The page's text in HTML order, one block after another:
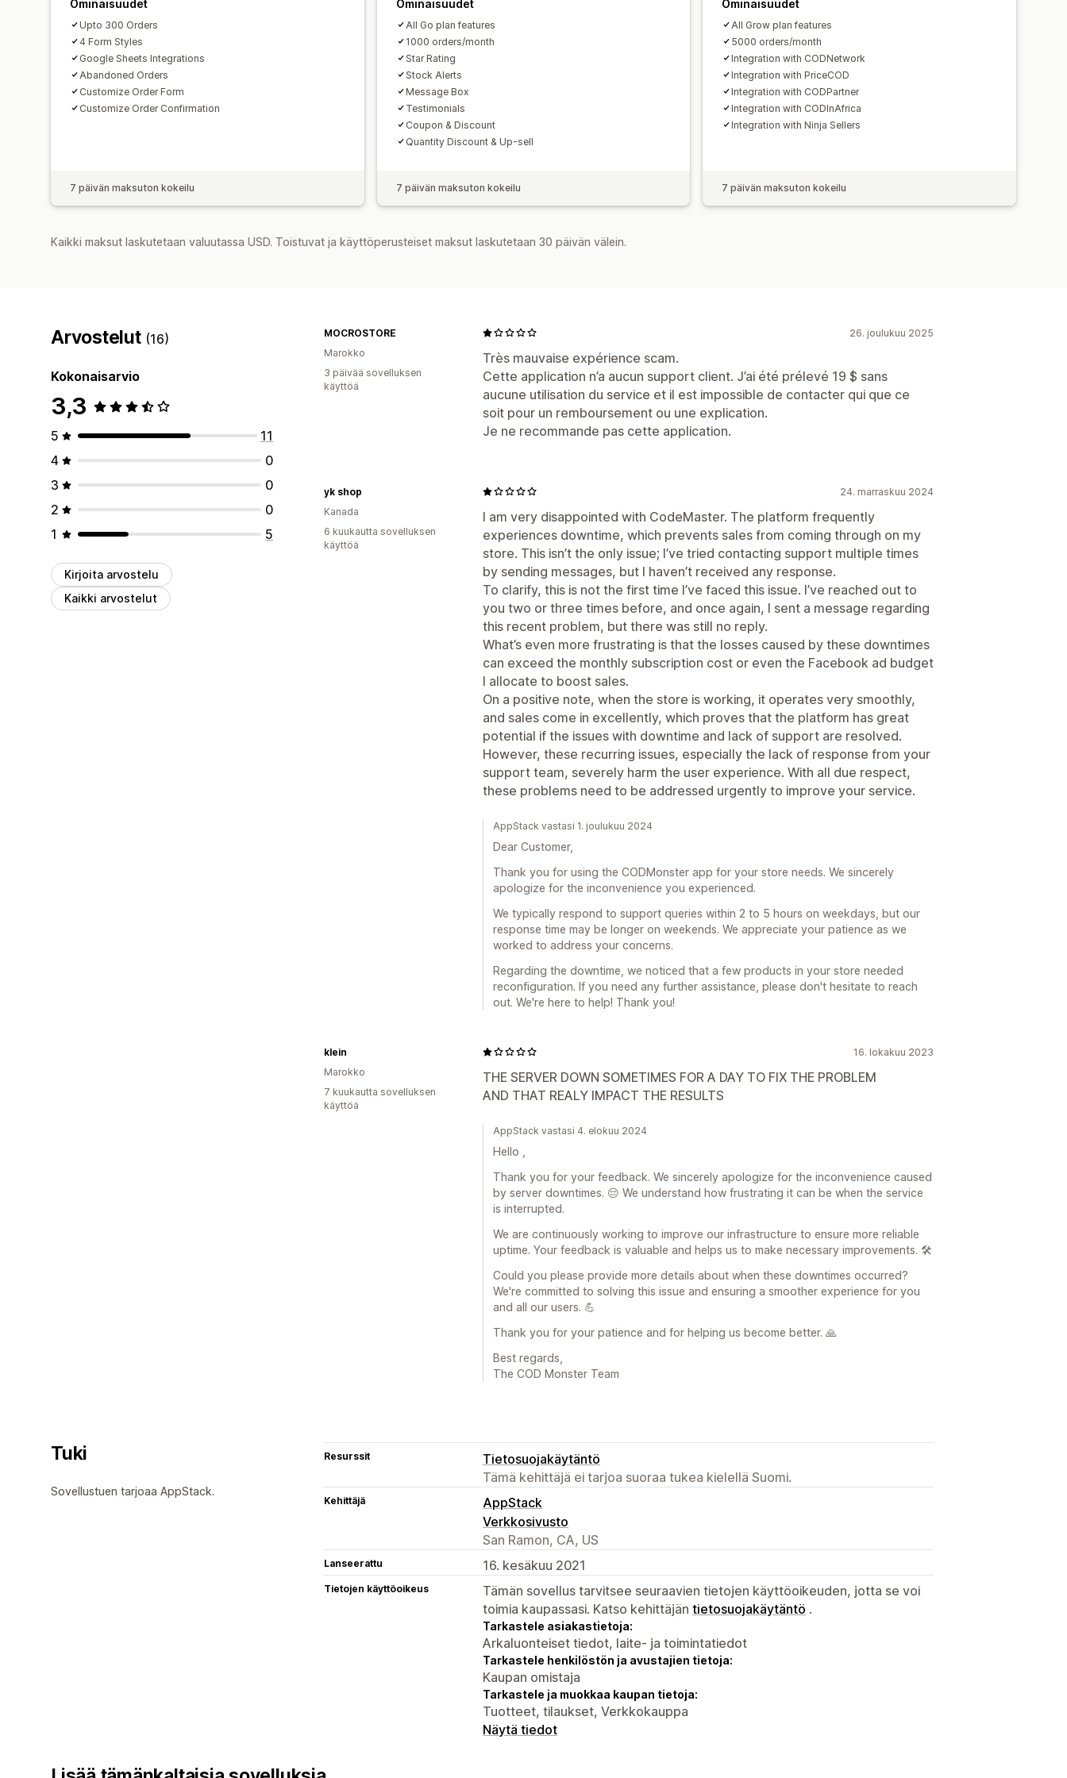
Ominaisuudet
Upto 300 Orders
4 Form Styles
Google Sheets Integrations
Abandoned Orders
Customize Order Form
Customize Order Confirmation
7 päivän maksuton kokeilu
Ominaisuudet
All Go plan features
1000 orders/month
Star Rating
Stock Alerts
Message Box
Testimonials
Coupon & Discount
Quantity Discount & Up-sell
7 päivän maksuton kokeilu
Ominaisuudet
All Grow plan features
5000 orders/month
Integration with CODNetwork
Integration with PriceCOD
Integration with CODPartner
Integration with CODInAfrica
Integration with Ninja Sellers
7 päivän maksuton kokeilu
Kaikki maksut laskutetaan valuutassa USD. Toistuvat ja käyttöperusteiset maksut laskutetaan 30 päivän välein.
Arvostelut (16)
Kokonaisarvio
3,3
5
11
4
0
3
0
2
0
1
5
Kirjoita arvostelu
Kaikki arvostelut
26. joulukuu 2025
Très mauvaise expérience scam.
Cette application n’a aucun support client. J’ai été prélevé 19 $ sans
aucune utilisation du service et il est impossible de contacter qui que ce
soit pour un remboursement ou une explication.
Je ne recommande pas cette application.
MOCROSTORE
Marokko
3 päivää sovelluksen
käyttöä
24. marraskuu 2024
I am very disappointed with CodeMaster. The platform frequently
experiences downtime, which prevents sales from coming through on my
store. This isn’t the only issue; I’ve tried contacting support multiple times
by sending messages, but I haven’t received any response.
To clarify, this is not the first time I’ve faced this issue. I’ve reached out to
you two or three times before, and once again, I sent a message regarding
this recent problem, but there was still no reply.
What’s even more frustrating is that the losses caused by these downtimes
can exceed the monthly subscription cost or even the Facebook ad budget
I allocate to boost sales.
On a positive note, when the store is working, it operates very smoothly,
and sales come in excellently, which proves that the platform has great
potential if the issues with downtime and lack of support are resolved.
However, these recurring issues, especially the lack of response from your
support team, severely harm the user experience. With all due respect,
these problems need to be addressed urgently to improve your service.
yk shop
Kanada
6 kuukautta sovelluksen
käyttöä
AppStack vastasi 1. joulukuu 2024
Dear Customer,
Thank you for using the CODMonster app for your store needs. We sincerely
apologize for the inconvenience you experienced.
We typically respond to support queries within 2 to 5 hours on weekdays, but our
response time may be longer on weekends. We appreciate your patience as we
worked to address your concerns.
Regarding the downtime, we noticed that a few products in your store needed
reconfiguration. If you need any further assistance, please don't hesitate to reach
out. We're here to help! Thank you!
16. lokakuu 2023
THE SERVER DOWN SOMETIMES FOR A DAY TO FIX THE PROBLEM
AND THAT REALY IMPACT THE RESULTS
klein
Marokko
7 kuukautta sovelluksen
käyttöä
AppStack vastasi 4. elokuu 2024
Hello ,
Thank you for your feedback. We sincerely apologize for the inconvenience caused
by server downtimes. 😔 We understand how frustrating it can be when the service
is interrupted.
We are continuously working to improve our infrastructure to ensure more reliable
uptime. Your feedback is valuable and helps us to make necessary improvements. 🛠️
Could you please provide more details about when these downtimes occurred?
We're committed to solving this issue and ensuring a smoother experience for you
and all our users. 💪
Thank you for your patience and for helping us become better. 🙏
Best regards,
The COD Monster Team
Tuki
Sovellustuen tarjoaa AppStack.
Resurssit
Tietosuojakäytäntö
Tämä kehittäjä ei tarjoa suoraa tukea kielellä Suomi.
Kehittäjä
AppStack
Verkkosivusto
San Ramon, CA, US
Lanseerattu 16. kesäkuu 2021
Tietojen käyttöoikeus
Tämän sovellus tarvitsee seuraavien tietojen käyttöoikeuden, jotta se voi
toimia kaupassasi. Katso kehittäjän tietosuojakäytäntö .
Tarkastele asiakastietoja:
Arkaluonteiset tiedot, laite- ja toimintatiedot
Tarkastele henkilöstön ja avustajien tietoja:
Kaupan omistaja
Tarkastele ja muokkaa kaupan tietoja:
Tuotteet, tilaukset, Verkkokauppa
Näytä tiedot